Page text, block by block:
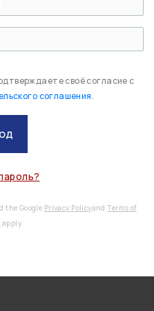
своё согласие с
соглашения.
the Google Privacy PolicyandTerms of
apply.